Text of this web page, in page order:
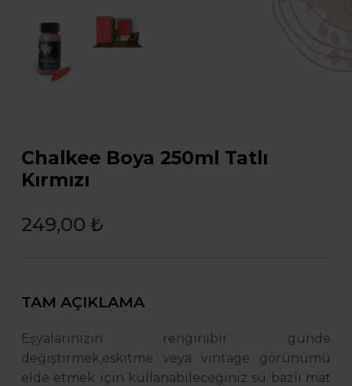
Chalkee Boya 250ml Tatlı
Kırmızı
249,00 ₺
TAM AÇIKLAMA
Eşyalarınızın renginibir günde
değiştirmek,eskitme veya vintage görünümü
elde etmek için kullanabileceğiniz su bazlı mat